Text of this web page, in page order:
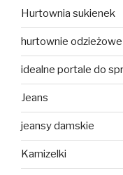
Hurtownia sukienek
hurtownie odzieżowe
idealne portale do
Jeans
jeansy damskie
Kamizelki